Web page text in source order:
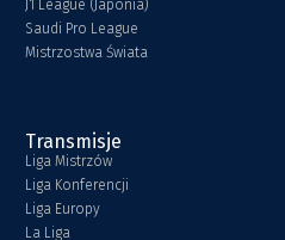
J1 League (Japonia)
Saudi Pro League
Mistrzostwa Świata
Transmisje
Liga Mistrzów
Liga Konferencji
Liga Europy
La Liga